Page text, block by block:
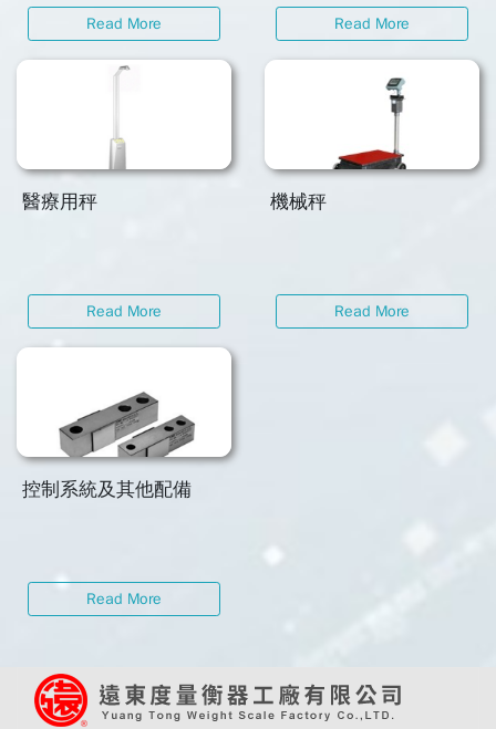
Read More Read More
醫療用秤
Read More
機械秤
Read More
控制系統及其他配備
Read More